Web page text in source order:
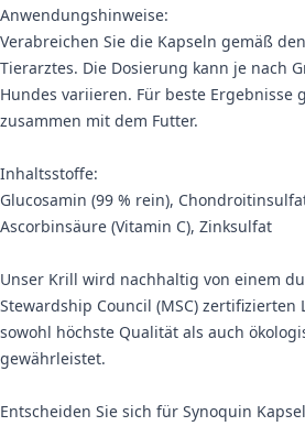
Anwendungshinweise:
Verabreichen Sie die Kapseln gemäß
Tierarztes. Die Dosierung kann je nach
Hundes variieren. Für beste Ergebnisse
zusammen mit dem Futter.
Inhaltsstoffe:
Glucosamin (99 % rein),
Ascorbinsäure (Vitamin C), Zinksulfat
Unser Krill wird nachhaltig von einem
Stewardship Council (MSC) zertifizierten
sowohl höchste Qualität als auch
gewährleistet.
Entscheiden Sie sich für Synoquin